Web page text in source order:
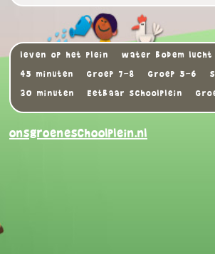
leven op het plein water bodem lucht
45 minuten
Groep 7-8 Groep 5-6
30 minuten
Eetbaar schoolplein
onsgroeneschoolplein.nl